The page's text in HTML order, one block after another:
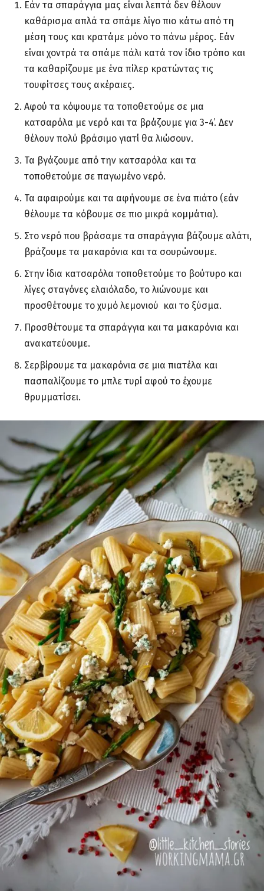
Εάν τα σπαράγγια μας είναι λεπτά δεν θέλουν
καθάρισμα απλά τα σπάμε λίγο πιο κάτω από τη
μέση τους και κρατάμε μόνο το πάνω μέρος. Εάν
είναι χοντρά τα σπάμε πάλι κατά τον ίδιο τρόπο και
τα καθαρίζουμε με ένα πίλερ κρατώντας τις
τουφίτσες τους ακέραιες.
Αφού τα κόψουμε τα τοποθετούμε σε μια
κατσαρόλα με νερό και τα βράζουμε για 3-4’. Δεν
θέλουν πολύ βράσιμο γιατί θα λιώσουν.
Τα βγάζουμε από την κατσαρόλα και τα
τοποθετούμε σε παγωμένο νερό.
Τα αφαιρούμε και τα αφήνουμε σε ένα πιάτο (εάν
θέλουμε τα κόβουμε σε πιο μικρά κομμάτια).
Στο νερό που βράσαμε τα σπαράγγια βάζουμε αλάτι,
βράζουμε τα μακαρόνια και τα σουρώνουμε.
Στην ίδια κατσαρόλα τοποθετούμε το βούτυρο και
λίγες σταγόνες ελαιόλαδο, το λιώνουμε και
προσθέτουμε το χυμό λεμονιού και το ξύσμα.
Προσθέτουμε τα σπαράγγια και τα μακαρόνια και
ανακατεύουμε.
Σερβίρουμε τα μακαρόνια σε μια πιατέλα και
πασπαλίζουμε το μπλε τυρί αφού το έχουμε
θρυμματίσει.